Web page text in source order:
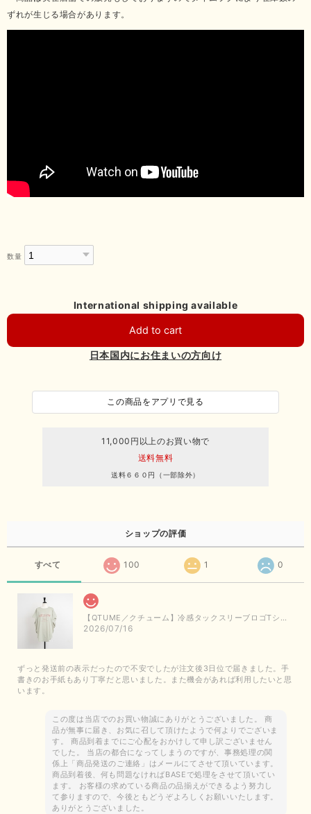
ずれが生じる場合があります。
数量
International shipping available
Add to cart
日本国内にお住まいの方向け
この商品をアプリで見る
11,000円以上のお買い物で
送料無料
送料６６０円（一部除外）
ショップの評価
すべて 100 1 0
【QTUME／クチューム】冷感タックスリーブロゴTシャツ（ライトグレー）
2026/07/16
ずっと発送前の表示だったので不安でしたが注文後3日位で届きました。手
書きのお手紙もあり丁寧だと思いました。また機会があれば利用したいと思
います。
この度は当店でのお買い物誠にありがとうございました。 商
品が無事に届き、お気に召して頂けたようで何よりでございま
す。 商品到着までにご心配をおかけして申し訳ございません
でした。 当店の都合になってしまうのですが、事務処理の関
係上「商品発送のご連絡」はメールにてさせて頂いています。
商品到着後、何も問題なければBASEで処理をさせて頂いてい
ます。 お客様の求めている商品の品揃えができるよう努力し
て参りますので、今後ともどうぞよろしくお願いいたします。
ありがとうございました。